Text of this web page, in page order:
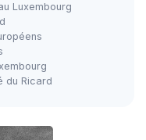
Luxembourg
du Ricard